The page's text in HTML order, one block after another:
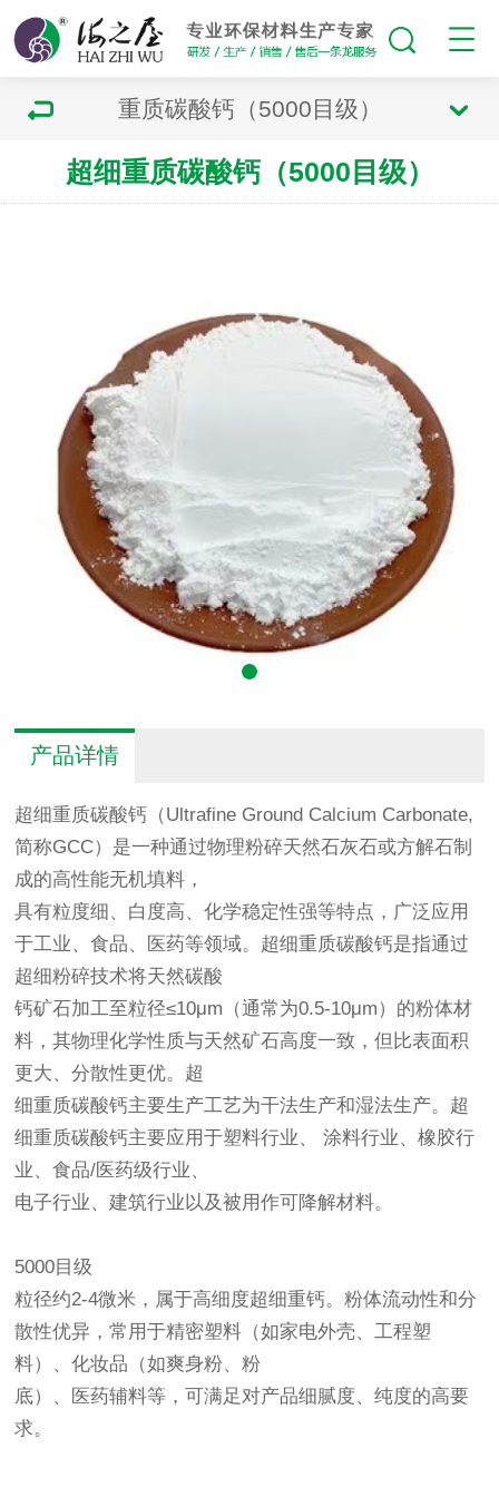
重质碳酸钙（5000目级）
超细重质碳酸钙（5000目级）
产品详情
超细重质碳酸钙（Ultrafine Ground Calcium Carbonate,
简称GCC）是一种通过物理粉碎天然石灰石或方解石制
成的高性能无机填料，
具有粒度细、白度高、化学稳定性强等特点，广泛应用
于工业、食品、医药等领域。超细重质碳酸钙是指通过
超细粉碎技术将天然碳酸
钙矿石加工至粒径≤10μm（通常为0.5-10μm）的粉体材
料，其物理化学性质与天然矿石高度一致，但比表面积
更大、分散性更优。超
细重质碳酸钙主要生产工艺为干法生产和湿法生产。超
细重质碳酸钙主要应用于塑料行业、 涂料行业、橡胶行
业、食品/医药级行业、
电子行业、建筑行业以及被用作可降解材料。
5000目级
粒径约2-4微米，属于高细度超细重钙。粉体流动性和分
散性优异，常用于精密塑料（如家电外壳、工程塑
料）、化妆品（如爽身粉、粉
底）、医药辅料等，可满足对产品细腻度、纯度的高要
求。